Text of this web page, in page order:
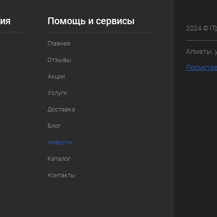
Помощь и сервисы
Главная
Отзывы
Акции
Услуги
Доставка
Блог
Новости
Каталог
Контакты
2024 ©
Алматы,